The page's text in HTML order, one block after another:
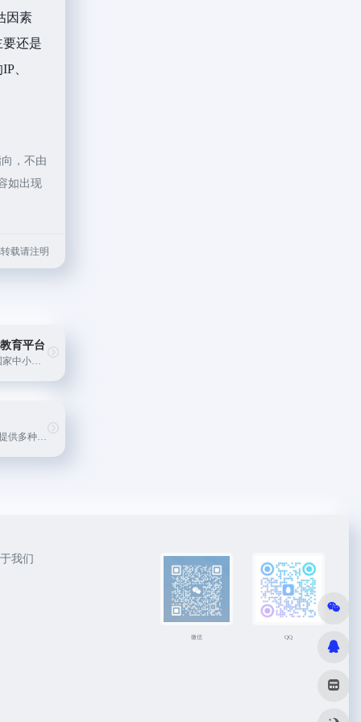
因素
还是
、
，不由
如出现
载请注明
育平台
是教育部在总结“国家中小学网络云平台”运行服务经验的基础上，研究制定的《国家中小学智慧教育平台建设与应用方案》，并将原云平台改版升级为“国家中小学智慧教育平台”，于2022年3...
中国开放式大学，提供多种形式的学历教育和非学历教育，致力于促进终身学习和教育公平。
我们
微信 QQ